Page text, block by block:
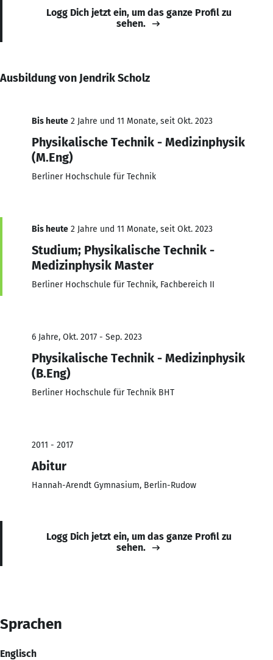
Logg Dich jetzt ein, um das ganze Profil zu
sehen.
Ausbildung von Jendrik Scholz
Bis heute 2 Jahre und 11 Monate, seit Okt. 2023
Physikalische Technik - Medizinphysik
(M.Eng)
Berliner Hochschule für Technik
Bis heute 2 Jahre und 11 Monate, seit Okt. 2023
Studium; Physikalische Technik -
Medizinphysik Master
Berliner Hochschule für Technik, Fachbereich II
6 Jahre, Okt. 2017 - Sep. 2023
Physikalische Technik - Medizinphysik
(B.Eng)
Berliner Hochschule für Technik BHT
2011 - 2017
Abitur
Hannah-Arendt Gymnasium, Berlin-Rudow
Logg Dich jetzt ein, um das ganze Profil zu
sehen.
Sprachen
Englisch